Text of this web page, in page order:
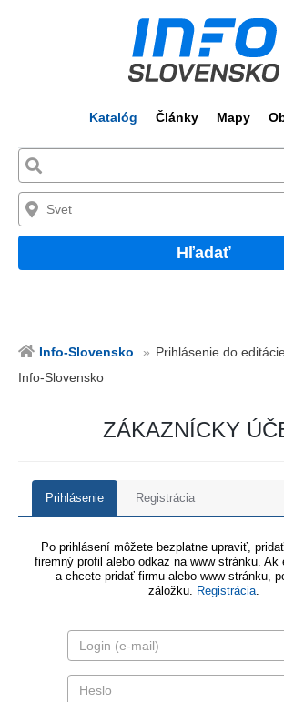
Katalóg Články Mapy
Hľadať
Info-Slovensko
Prihlásenie do
Info-Slovensko
ZÁKAZNÍCKY
Prihlásenie Registrácia
Po prihlásení môžete bezplatne upraviť,
firemný profil alebo odkaz na www stránku. Ak
a chcete pridať firmu alebo www stránku,
záložku. Registrácia.